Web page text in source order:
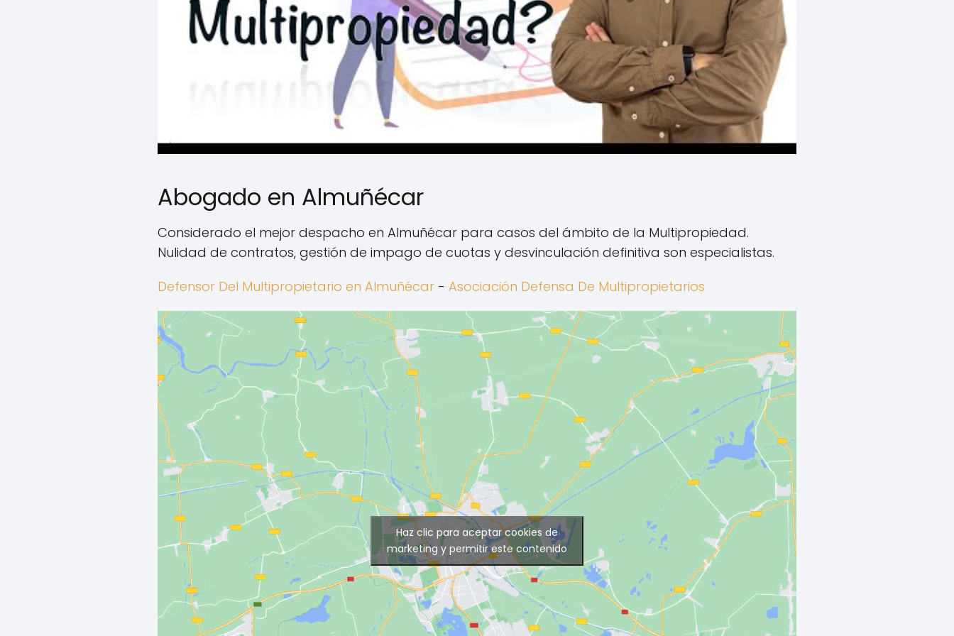
Abogado en Almuñécar
Considerado el mejor despacho en Almuñécar para casos del ámbito de la Multipropiedad.
Nulidad de contratos, gestión de impago de cuotas y desvinculación definitiva son especialistas.
Defensor Del Multipropietario en Almuñécar - Asociación Defensa De Multipropietarios
Haz clic para aceptar cookies de
marketing y permitir este contenido